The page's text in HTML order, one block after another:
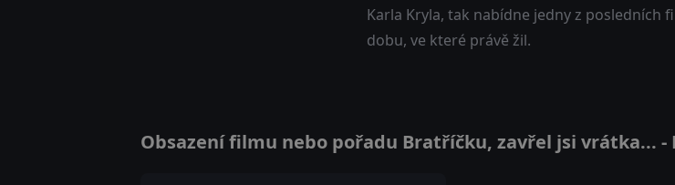
Karla Kryla, tak nabídne jedny z posledních
dobu, ve které právě žil.
Obsazení filmu nebo pořadu Bratříčku, zavřel jsi vrátka... -